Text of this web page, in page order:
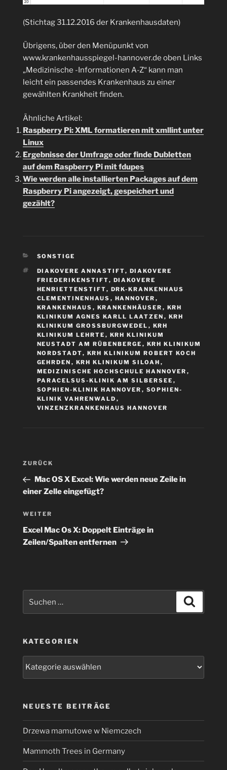
(Stichtag 31.12.2016 der Krankenhausdaten)
Übrigens, über den Menüpunkt von
www.krankenhausspiegel-hannover.de oben Links
„Medizinische -Informationen A-Z“ kann man
leicht ein passendes Krankenhaus zu einer
gewählten Krankheit finden.
Ähnliche Artikel:
Raspberry Pi: XML formatieren mit xmllint unter
Linux
Ergebnisse der Umfrage oder finde Dubletten
auf dem Raspberry Pi mit fdupes
Wie werden alle installierten Packages auf dem
Raspberry Pi angezeigt, gespeichert und
gezählt?
KATEGORIEN
SONSTIGE
SCHLAGWÖRTER
DIAKOVERE ANNASTIFT, DIAKOVERE
FRIEDERIKENSTIFT, DIAKOVERE
HENRIETTENSTIFT, DRK-KRANKENHAUS
CLEMENTINENHAUS , HANNOVER ,
KRANKENHAUS , KRANKENHÄUSER , KRH
KLINIKUM AGNES KARLL LAATZEN , KRH
KLINIKUM GROSSBURGWEDEL
, KRH
KLINIKUM LEHRTE , KRH KLINIKUM
NEUSTADT AM RÜBENBERGE , KRH KLINIKUM
NORDSTADT, KRH KLINIKUM ROBERT KOCH
GEHRDEN , KRH KLINIKUM SILOAH ,
MEDIZINISCHE HOCHSCHULE HANNOVER ,
PARACELSUS-KLINIK AM SILBERSEE ,
SOPHIEN-KLINIK HANNOVER , SOPHIEN-
KLINIK VAHRENWALD ,
VINZENZKRANKENHAUS HANNOVER
Beitragsnavigation
Vorheriger
Beitrag
ZURÜCK
Mac OS X Excel: Wie werden neue Zeile in
einer Zelle eingefügt?
Nächster
Beitrag
WEITER
Excel Mac Os X: Doppelt Einträge in
Zeilen/Spalten entfernen
KATEGORIEN
NEUESTE BEITRÄGE
Drzewa mamutowe w Niemczech
Mammoth Trees in Germany